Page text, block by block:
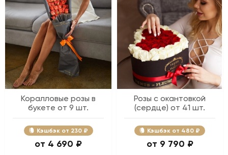
Коралловые розы в
букете от 9 шт.
Кэшбэк 230 ₽
4 690 ₽
Розы с окантовкой
(сердце) от 41 шт.
Кэшбэк 480 ₽
9 790 ₽